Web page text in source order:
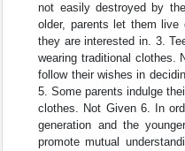
not easily destroyed by
older, parents let them
they are interested in. 3.
wearing traditional clothes.
follow their wishes in
5. Some parents indulge
clothes. Not Given 6. In
generation and the
promote mutual